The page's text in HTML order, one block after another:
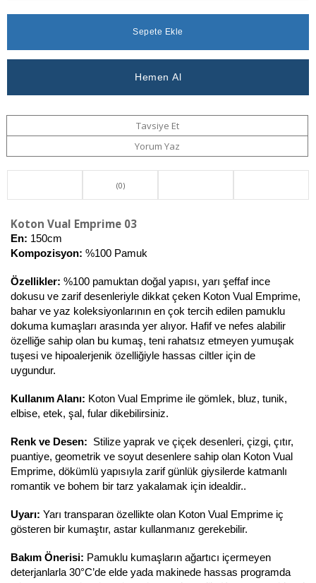
Ver
Tavsiye Et
Yorum Yaz
(0)
Koton Vual Emprime 03
En: 150cm
Kompozisyon: %100 Pamuk
Özellikler: %100 pamuktan doğal yapısı, yarı şeffaf ince
dokusu ve zarif desenleriyle dikkat çeken Koton Vual Emprime,
bahar ve yaz koleksiyonlarının en çok tercih edilen pamuklu
dokuma kumaşları arasında yer alıyor. Hafif ve nefes alabilir
özelliğe sahip olan bu kumaş, teni rahatsız etmeyen yumuşak
tuşesi ve hipoalerjenik özelliğiyle hassas ciltler için de
uygundur.
Kullanım Alanı: Koton Vual Emprime ile gömlek, bluz, tunik,
elbise, etek, şal, fular dikebilirsiniz.
Renk ve Desen:
Stilize yaprak ve çiçek desenleri, çizgi, çıtır,
puantiye, geometrik ve soyut desenlere sahip olan Koton Vual
Emprime, dökümlü yapısıyla zarif günlük giysilerde katmanlı
romantik ve bohem bir tarz yakalamak için idealdir..
Uyarı: Yarı transparan özellikte olan Koton Vual Emprime iç
gösteren bir kumaştır, astar kullanmanız gerekebilir.
Bakım Önerisi: Pamuklu kumaşların ağartıcı içermeyen
deterjanlarla 30°C’de elde yada makinede hassas programda